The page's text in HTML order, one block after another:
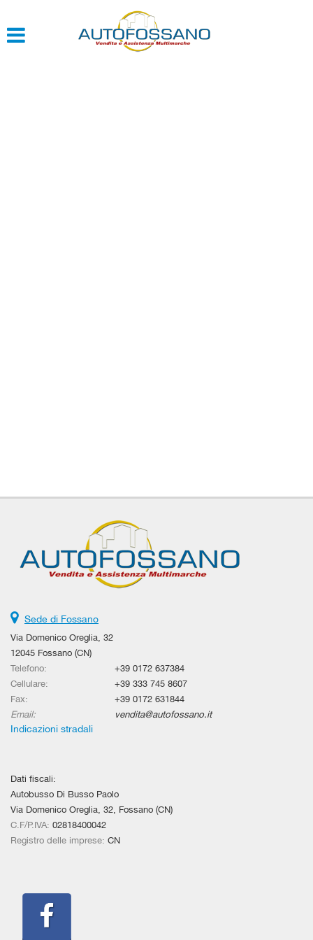
Sede di Fossano
Via Domenico Oreglia, 32
12045 Fossano (CN)
Telefono:
+39 0172 637384
Cellulare:
+39 333 745 8607
Fax:
+39 0172 631844
Email:
vendita@autofossano.it
Indicazioni stradali
Dati fiscali:
Autobusso Di Busso Paolo
Via Domenico Oreglia, 32, Fossano (CN)
C.F/P.IVA: 02818400042
Registro delle imprese: CN